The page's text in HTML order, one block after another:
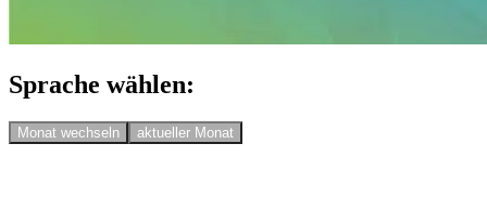
Sprache wählen:
Monat wechseln aktueller Monat